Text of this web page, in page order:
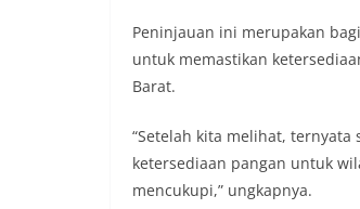
Peninjauan ini merupakan
untuk memastikan
Barat.
“Setelah kita melihat,
ketersediaan pangan untuk
mencukupi,” ungkapnya.